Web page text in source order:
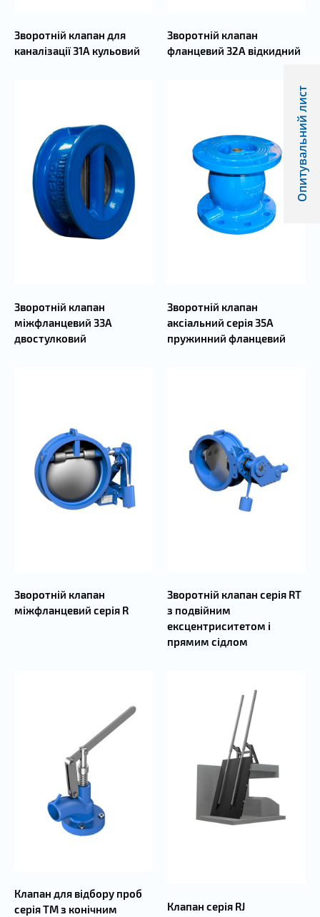
Зворотній клапан для
каналізації 31А кульовий
Зворотній клапан
фланцевий 32А відкидний
Зворотній клапан
міжфланцевий 33А
двостулковий
Зворотній клапан
аксіальний серія 35А
пружинний фланцевий
Зворотній клапан
міжфланцевий серія R
Зворотній клапан серія RT
з подвійним
ексцентриситетом і
прямим сідлом
Клапан для відбору проб
серія TM з конічним
Клапан серія RJ
Опитувальний лист